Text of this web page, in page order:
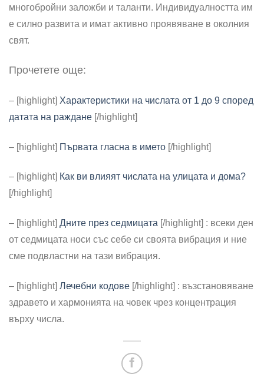
многобройни заложби и таланти. Индивидуалността им
е силно развита и имат активно проявяване в околния
свят.
Прочетете още:
– [highlight] Характеристики на числата от 1 до 9 според
датата на раждане [/highlight]
– [highlight] Първата гласна в името [/highlight]
– [highlight] Как ви влияят числата на улицата и дома?
[/highlight]
– [highlight] Дните през седмицата [/highlight] : всеки ден
от седмицата носи със себе си своята вибрация и ние
сме подвластни на тази вибрация.
– [highlight] Лечебни кодове [/highlight] : възстановяване
здравето и хармонията на човек чрез концентрация
върху числа.